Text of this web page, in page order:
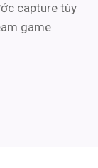
capture tùy
game